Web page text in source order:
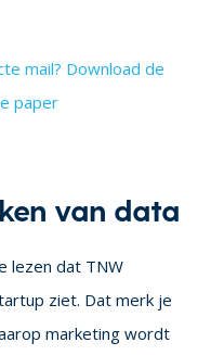
mail? Download de
paper
van data
lezen dat TNW
ziet. Dat merk je
marketing wordt